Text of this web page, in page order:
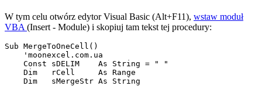
W tym celu otwórz edytor Visual Basic (Alt+F11), wstaw moduł
VBA (Insert - Module) i skopiuj tam tekst tej procedury:
Sub MergeToOneCell()
    'moonexcel.com.ua
    Const sDELIM    As String = " "
    Dim   rCell     As Range
    Dim   sMergeStr As String